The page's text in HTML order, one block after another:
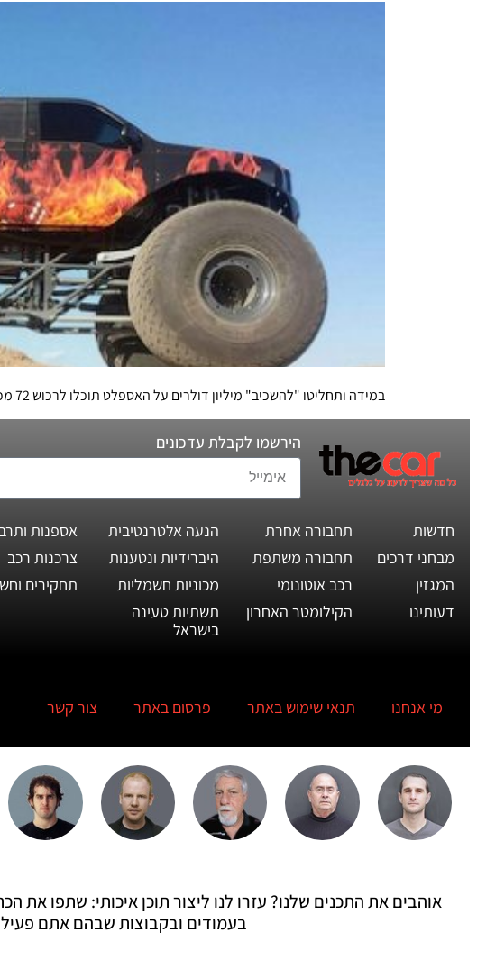
במידה ותחליטו "להשכיב" מיליון דולרים על האספלט תוכלו לרכוש 72 מכוניות מיני ידניות, 30 משפחומטיות, 12 ג'יפוני יוקרה או את Sin City Hustler – המונסטר טראק לימוזינה הראשון בעולם
הירשמו לקבלת עדכונים
חדשות
מבחני דרכים
המגזין
דעותינו
תחבורה אחרת
תחבורה משתפת
רכב אוטונומי
הקילומטר האחרון
הנעה אלטרנטיבית
היברידיות ונטענות
מכוניות חשמליות
תשתיות טעינה
בישראל
אספנות
צרכנות רכב
תחקירים
מי אנחנו תנאי שימוש באתר פרסום באתר צור קשר
אוהבים את התכנים שלנו? עזרו לנו ליצור תוכן איכותי: שתפו
בעמודים ובקבוצות שבהם אתם